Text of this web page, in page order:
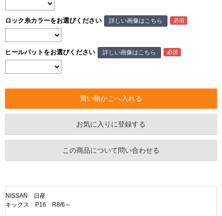
ロック糸カラーをお選びください 詳しい画像はこちら
ヒールパットをお選びください 詳しい画像はこちら
お気に入りに登録する
この商品について問い合わせる
NISSAN 日産
キックス P16 R8/6～